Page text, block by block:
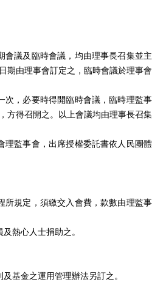
會議及臨時會議，均由理事長召集並主
期由理事會訂定之，臨時會議於理事會
次，必要時得開臨時會議，臨時理監事
方得召開之。以上會議均由理事長召集
理監事會，出席授權委託書依人民團體
所規定，須繳交入會費，款數由理監事
熱心人士捐助之。
基金之運用管理辦法另訂之。